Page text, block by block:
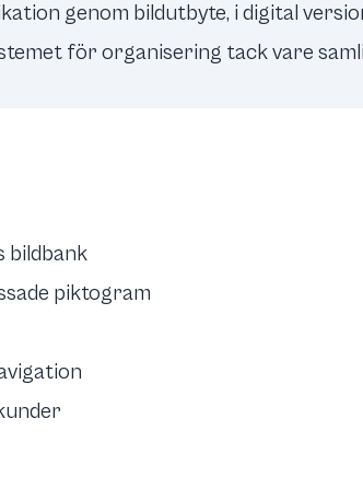
genom bildutbyte, i digital
för organisering tack vare
bildbank
piktogram